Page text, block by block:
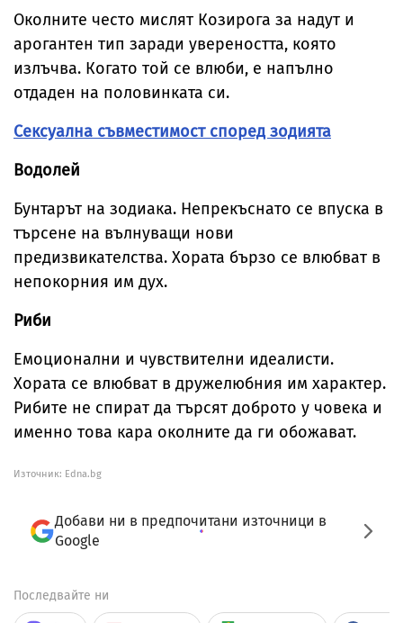
Околните често мислят Козирога за надут и
арогантен тип заради увереността, която
излъчва. Когато той се влюби, е напълно
отдаден на половинката си.
Сексуална съвместимост според зодията
Водолей
Бунтарът на зодиака. Непрекъснато се впуска в
търсене на вълнуващи нови
предизвикателства. Хората бързо се влюбват в
непокорния им дух.
Риби
Емоционални и чувствителни идеалисти.
Хората се влюбват в дружелюбния им характер.
Рибите не спират да търсят доброто у човека и
именно това кара околните да ги обожават.
Източник: Edna.bg
Добави ни в предпочитани източници в
Google
Последвайте ни